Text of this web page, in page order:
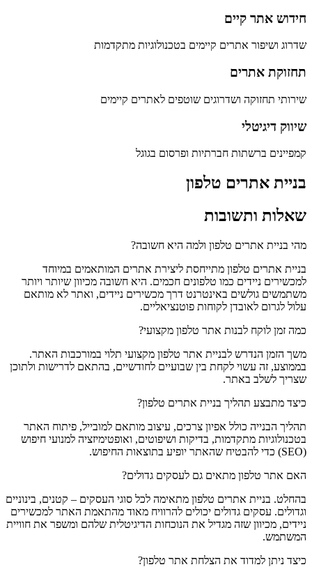
חידוש אתר קיים
שדרוג ושיפור אתרים קיימים בטכנולוגיות מתקדמות
תחזוקת אתרים
שירותי תחזוקה ושדרוגים שוטפים לאתרים קיימים
שיווק דיגיטלי
קמפיינים ברשתות חברתיות ופרסום בגוגל
בניית אתרים טלפון
שאלות ותשובות
מהי בניית אתרים טלפון ולמה היא חשובה?
בניית אתרים טלפון מתייחסת ליצירת אתרים המותאמים במיוחד
למכשירים ניידים כמו טלפונים חכמים. היא חשובה מכיוון שיותר ויותר
משתמשים גולשים באינטרנט דרך מכשירים ניידים, ואתר לא מותאם
עלול לגרום לאובדן לקוחות פוטנציאליים.
כמה זמן לוקח לבנות אתר טלפון מקצועי?
משך הזמן הנדרש לבניית אתר טלפון מקצועי תלוי במורכבות האתר.
בממוצע, זה עשוי לקחת בין שבועיים לחודשיים, בהתאם לדרישות ולתוכן
שצריך לשלב באתר.
כיצד מתבצע תהליך בניית אתרים טלפון?
תהליך הבנייה כולל אפיון צרכים, עיצוב מותאם למובייל, פיתוח האתר
בטכנולוגיות מתקדמות, בדיקות ושיפוטים, ואופטימיזציה למנועי חיפוש
(SEO) כדי להבטיח שהאתר יופיע בתוצאות החיפוש.
האם אתר טלפון מתאים גם לעסקים גדולים?
בהחלט. בניית אתרים טלפון מתאימה לכל סוגי העסקים – קטנים, בינוניים
וגדולים. עסקים גדולים יכולים להרוויח מאוד מהתאמת האתר למכשירים
ניידים, מכיוון שזה מגדיל את הנוכחות הדיגיטלית שלהם ומשפר את חוויית
המשתמש.
כיצד ניתן למדוד את הצלחת אתר טלפון?